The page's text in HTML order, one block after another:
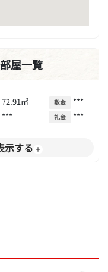
屋一覧
72.91㎡
***
敷金 ***
礼金 ***
示する